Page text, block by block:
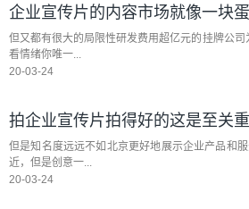
企业宣传片的内容市场就像一块蛋
但又都有很大的局限性研发费用超亿元的挂牌公
看情绪你唯一...
20-03-24
拍企业宣传片拍得好的这是至关重
但是知名度远远不如北京更好地展示企业产品和
近，但是创意一...
20-03-24